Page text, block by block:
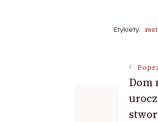
Etykiety:
wpisu
Dom